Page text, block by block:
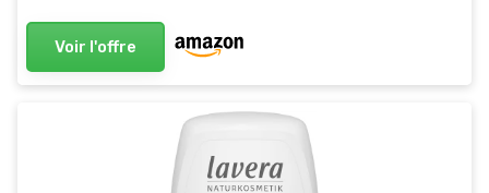
Voir l'offre